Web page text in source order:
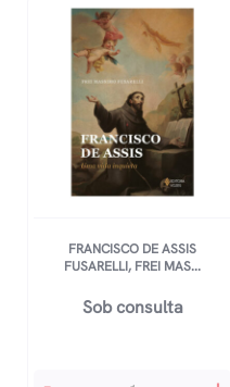
FRANCISCO DE ASSIS
FUSARELLI, FREI MAS...
Sob consulta
Francisco